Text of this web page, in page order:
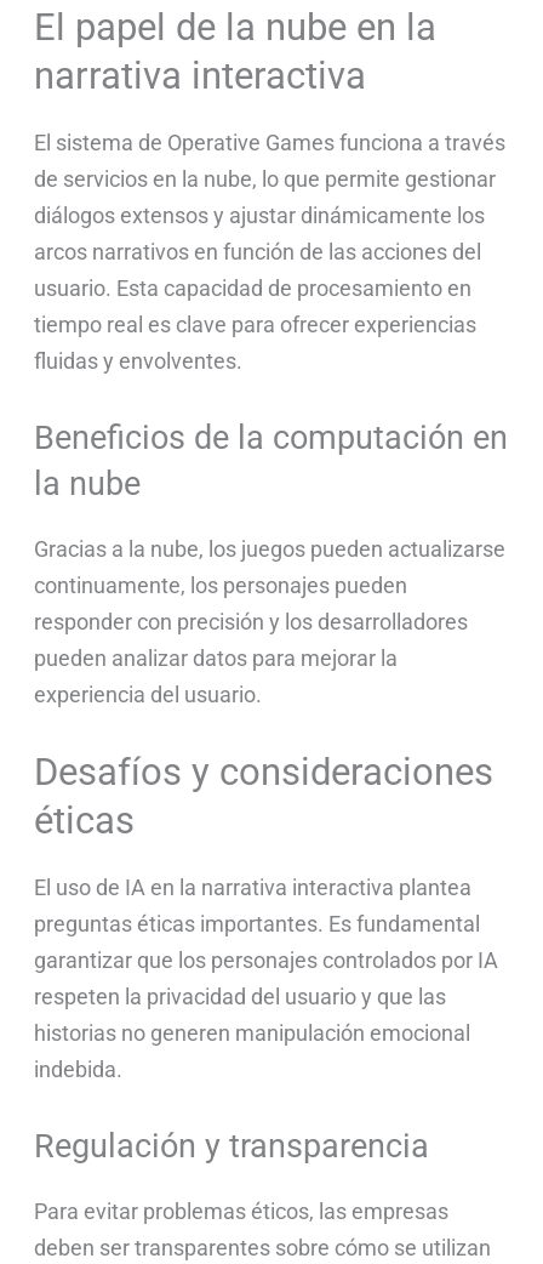
El papel de la nube en la
narrativa interactiva
El sistema de Operative Games funciona a través
de servicios en la nube, lo que permite gestionar
diálogos extensos y ajustar dinámicamente los
arcos narrativos en función de las acciones del
usuario. Esta capacidad de procesamiento en
tiempo real es clave para ofrecer experiencias
fluidas y envolventes.
Beneficios de la computación en
la nube
Gracias a la nube, los juegos pueden actualizarse
continuamente, los personajes pueden
responder con precisión y los desarrolladores
pueden analizar datos para mejorar la
experiencia del usuario.
Desafíos y consideraciones
éticas
El uso de IA en la narrativa interactiva plantea
preguntas éticas importantes. Es fundamental
garantizar que los personajes controlados por IA
respeten la privacidad del usuario y que las
historias no generen manipulación emocional
indebida.
Regulación y transparencia
Para evitar problemas éticos, las empresas
deben ser transparentes sobre cómo se utilizan